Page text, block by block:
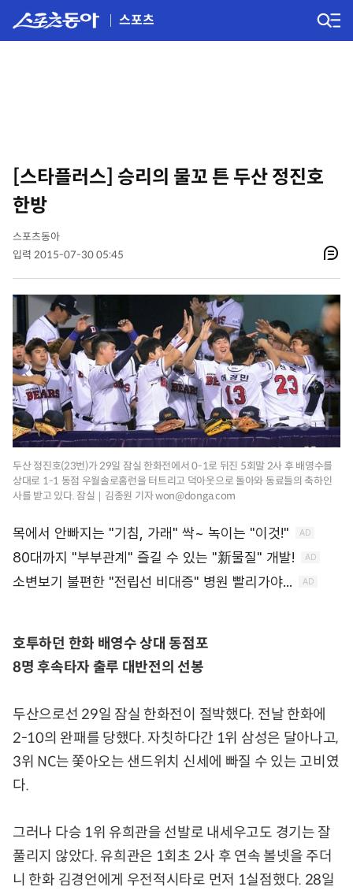
스포츠
[스타플러스] 승리의 물꼬 튼 두산 정진호
한방
스포츠동아
입력 2015-07-30 05:45
두산 정진호(23번)가 29일 잠실 한화전에서 0-1로 뒤진 5회말 2사 후 배영수를
상대로 1-1 동점 우월솔로홈런을 터트리고 덕아웃으로 돌아와 동료들의 축하인
사를 받고 있다. 잠실｜김종원 기자 won@donga.com
호투하던 한화 배영수 상대 동점포
8명 후속타자 출루 대반전의 선봉
두산으로선 29일 잠실 한화전이 절박했다. 전날 한화에
2-10의 완패를 당했다. 자칫하다간 1위 삼성은 달아나고,
3위 NC는 쫓아오는 샌드위치 신세에 빠질 수 있는 고비였
다.
그러나 다승 1위 유희관을 선발로 내세우고도 경기는 잘
풀리지 않았다. 유희관은 1회초 2사 후 연속 볼넷을 주더
니 한화 김경언에게 우전적시타로 먼저 1실점했다. 28일